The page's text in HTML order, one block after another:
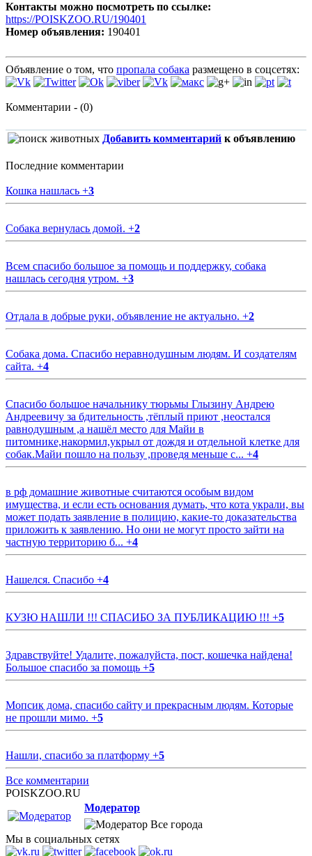
Контакты можно посмотреть по ссылке:
https://POISKZOO.RU/190401
Номер объявления: 190401
Объявление о том, что пропала собака размещено в соцсетях:
Комментарии - (0)
Добавить комментарий к объявлению
Последние комментарии
Кошка нашлась +3
Собака вернулась домой. +2
Всем спасибо большое за помощь и поддержку, собака
нашлась сегодня утром. +3
Отдала в добрые руки, объявление не актуально. +2
Собака дома. Спасибо неравнодушным людям. И создателям
сайта. +4
Спасибо большое начальнику тюрьмы Глызину Андрею
Андреевичу за бдительность ,тёплый приют ,неостался
равнодушным ,а нашёл место для Майи в
питомнике,накормил,укрыл от дождя и отдельной клетке для
собак.Майи пошло на пользу ,проведя меньше с... +4
в рф домашние животные считаются особым видом
имущества, и если есть основания думать, что кота украли, вы
может подать заявление в полицию, какие-то доказательства
приложить к заявлению. Но они не могут просто зайти на
частную территорию б... +4
Нашелся. Спасибо +4
КУЗЮ НАШЛИ !!! СПАСИБО ЗА ПУБЛИКАЦИЮ !!! +5
Здравствуйте! Удалите, пожалуйста, пост, кошечка найдена!
Большое спасибо за помощь +5
Мопсик дома, спасибо сайту и прекрасным людям. Которые
не прошли мимо. +5
Нашли, спасибо за платформу +5
Все комментарии
POISKZOO.RU
Модератор
Все города
Мы в социальных сетях